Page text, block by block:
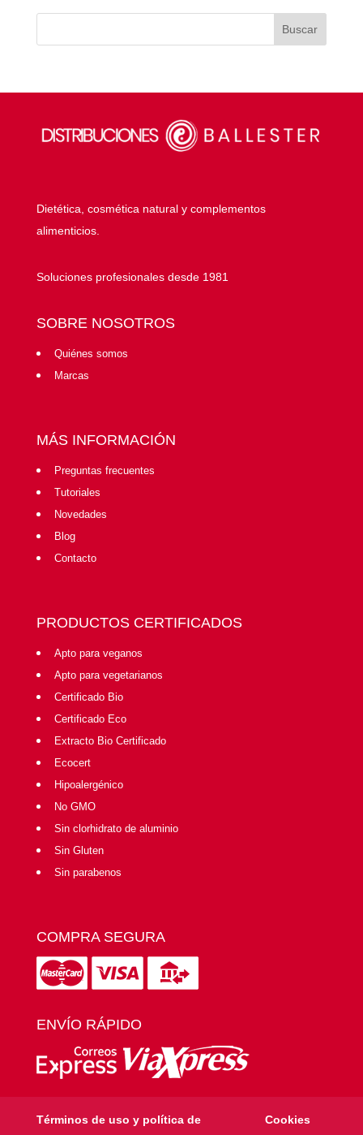
Dietética, cosmética natural y complementos
alimenticios.
Soluciones profesionales desde 1981
SOBRE NOSOTROS
Quiénes somos
Marcas
MÁS INFORMACIÓN
Preguntas frecuentes
Tutoriales
Novedades
Blog
Contacto
PRODUCTOS CERTIFICADOS
Apto para veganos
Apto para vegetarianos
Certificado Bio
Certificado Eco
Extracto Bio Certificado
Ecocert
Hipoalergénico
No GMO
Sin clorhidrato de aluminio
Sin Gluten
Sin parabenos
COMPRA SEGURA
ENVÍO RÁPIDO
Términos de uso y política de
Cookies